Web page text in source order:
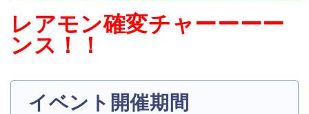
レアモン確変チャーーーー
ンス！！
イベント開催期間